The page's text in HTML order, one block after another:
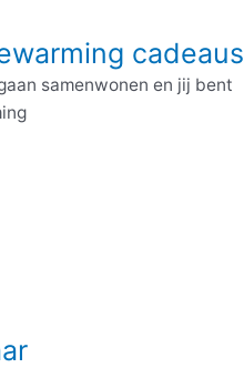
cadeaus
samenwonen en jij bent